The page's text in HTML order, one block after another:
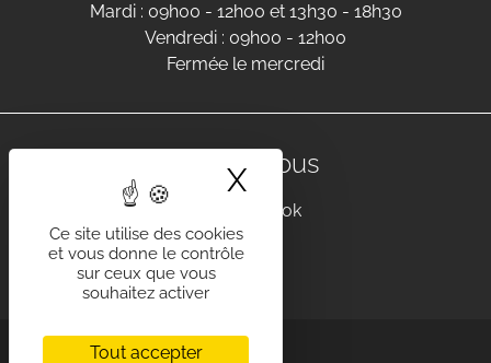
Mardi : 09h00 - 12h00 et 13h30 - 18h30
Vendredi : 09h00 - 12h00
Fermée le mercredi
Suivez-nous
Facebook
Ce site utilise des cookies
et vous donne le contrôle
sur ceux que vous
souhaitez activer
Tout accepter
X Masquer le